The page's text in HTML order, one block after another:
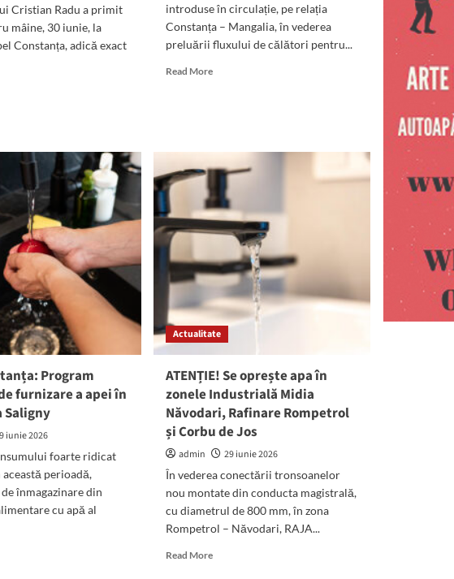
Cristian Radu a primit
mâine, 30 iunie, la
Constanța, adică exact
introduse în circulație, pe relația
Constanța – Mangalia, în vederea
preluării fluxului de călători pentru...
Read MoreRead
spre
Mangalia:
Iată
programul
acestora
Program
furnizare a apei în
iunie 2026
foarte ridicat
perioadă,
înmagazinare din
cu apă al
Actualitate
ATENȚIE! Se oprește apa în
zonele Industrială Midia
Năvodari, Rafinare Rompetrol
și Corbu de Jos
admin
29 iunie 2026
În vederea conectării tronsoanelor
nou montate din conducta magistrală,
cu diametrul de 800 mm, în zona
Rompetrol – Năvodari, RAJA...
Read MoreRead